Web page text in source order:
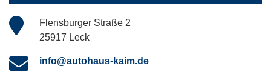
Flensburger Straße 2
25917 Leck
info@autohaus-kaim.de